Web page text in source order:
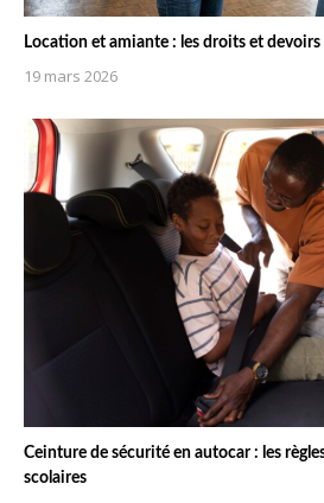
Location et amiante : les droits et
19 mars 2026
Ceinture de sécurité en autocar : les
scolaires